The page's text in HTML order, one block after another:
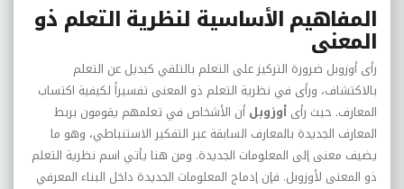
المفاهيم الأساسية لنظرية التعلم ذو
المعنى
رأى أوزوبل ضرورة التركيز على التعلم بالتلقي كبديل عن التعلم
بالاكتشاف، ورأى في نظرية التعلم ذو المعنى تفسيراً لكيفية اكتساب
المعارف. حيث رأى أوزوبلأن الأشخاص في تعلمهم يقومون بربط
المعارف الجديدة بالمعارف السابقة عبر التفكير الاستنباطي، وهو ما
يضيف معنى إلى المعلومات الجديدة. ومن هنا يأتي اسم نظرية التعلم
ذو المعنى لأوزوبل. فإن إدماج المعلومات الجديدة داخل البناء المعرفي